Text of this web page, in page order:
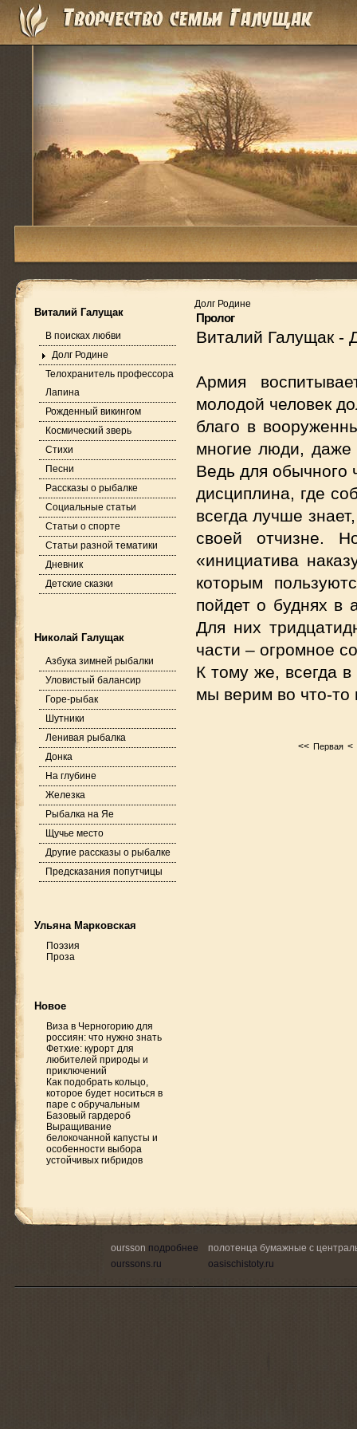
Виталий Галущак
В поисках любви
Долг Родине
Телохранитель профессора
Лапина
Рожденный викингом
Космический зверь
Стихи
Песни
Рассказы о рыбалке
Социальные статьи
Статьи о спорте
Статьи разной тематики
Дневник
Детские сказки
Николай Галущак
Азбука зимней рыбалки
Уловистый балансир
Горе-рыбак
Шутники
Ленивая рыбалка
Донка
На глубине
Железка
Рыбалка на Яе
Щучье место
Другие рассказы о рыбалке
Предсказания попутчицы
Ульяна Марковская
Поэзия
Проза
Новое
Виза в Черногорию для
россиян: что нужно знать
Фетхие: курорт для
любителей природы и
приключений
Как подобрать кольцо,
которое будет носиться в
паре с обручальным
Базовый гардероб
Выращивание
белокочанной капусты и
особенности выбора
устойчивых гибридов
Долг Родине
Пролог
Виталий Галущак -
Армия
молодой человек
благо в
многие люди,
Ведь для обычного
дисциплина, где
всегда лучше
своей отчизне.
«инициатива
которым
пойдет о буднях в
Для них
части – огромное
К тому же, всегда
мы верим во что-
<< Первая <
oursson подробнее
ourssons.ru
полотенца бумажные с
oasischistoty.ru